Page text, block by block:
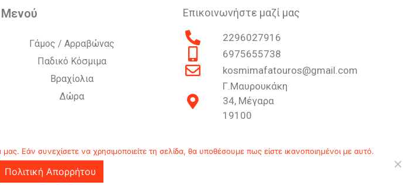
Μενού
Γάμος / Αρραβώνας
Παδικό Κόσμιμα
Βραχίολια
Δώρα
Επικοινωνήστε μαζί μας
2296027916
6975655738
kosmimafatouros@gmail.com
Γ.Μαυρουκάκη
34, Μέγαρα
19100
Επικοινωνία Ιστορία Πολιτική Απορρήτου
Εάν συνεχίσετε να χρησιμοποιείτε τη σελίδα, θα υποθέσουμε πως είστε ικανοποιημένοι με αυτό.
Πολιτική Απορρήτου